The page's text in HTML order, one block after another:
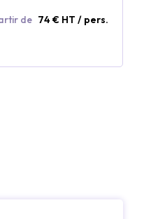
de 74 € HT / pers.